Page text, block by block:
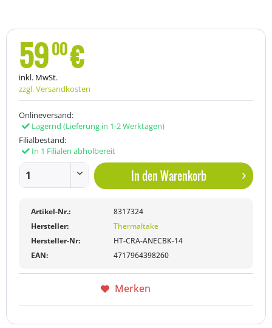
5900€
inkl. MwSt.
zzgl. Versandkosten
Onlineversand:
Lagernd (Lieferung in 1-2 Werktagen)
Filialbestand:
In 1 Filialen abholbereit
In denWarenkorb
Artikel-Nr.:
8317324
Hersteller:
Thermaltake
Hersteller-Nr:
HT-CRA-ANECBK-14
EAN:
4717964398260
Merken